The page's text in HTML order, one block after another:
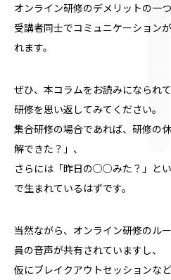
オンライン研修のデメリットの一つ
受講者同士でコミュニケーション
れます。
ぜひ、本コラムをお読みになられ
研修を思い返してみてください。
集合研修の場合であれば、研修の
解できた？」、
さらには「昨日の○○みた？」と
で生まれているはずです。
当然ながら、オンライン研修のル
員の音声が共有されていますし、
仮にブレイクアウトセッションな